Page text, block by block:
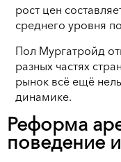
рост цен
среднего уровня
Пол Мургатройд
разных частях
рынок всё ещё
динамике.
Реформа
поведение